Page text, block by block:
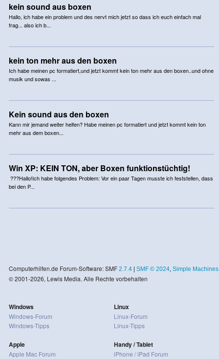
kein sound aus boxen
Hallo, ich habe ein problem und des nervt mich jetzt so dass ich euch einfach mal
frag... also ich b...
kein ton mehr aus den boxen
Ich habe meinen pc formatiert,und jetzt kommt kein ton mehr aus den boxen..und ohne
musik und sowas ...
Kein sound aus den boxen
Kann mir jemand weiter helfen? Habe meinen pc formatiert und jetzt kommt kein ton
mehr aus dem boxen...
Win XP: KEIN TON, aber Boxen funktionstüchtig!
???Hallo!Ich habe folgendes Problem: Vor ein paar Tagen musste ich feststellen, dass
bei den P...
Computerhilfen.de Forum-Software: SMF 2.7.4| SMF © 2024, Simple Machines
© 2001-2026, Lewis Media. Alle Rechte vorbehalten
Windows
Windows-Forum
Windows-Tipps
Apple
Apple Mac Forum
Linux
Linux-Forum
Linux-Tipps
Handy / Tablet
iPhone / iPad Forum